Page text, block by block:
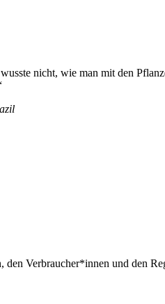
nicht, wie man mit den
Verbraucher*innen und den